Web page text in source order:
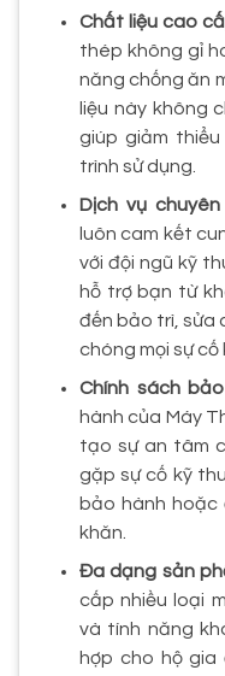
Chất liệu cao
thép không gỉ
năng chống ăn
liệu này không
giúp giảm
trình sử dụng.
Dịch vụ chuyên
luôn cam kết
với đội ngũ kỹ
hỗ trợ bạn từ
đến bảo trì, sửa
chóng mọi sự cố
Chính sách
hành của Máy
tạo sự an tâm
gặp sự cố kỹ
bảo hành hoặc
khăn.
Đa dạng sản
cấp nhiều loại
và tính năng
hợp cho hộ gia